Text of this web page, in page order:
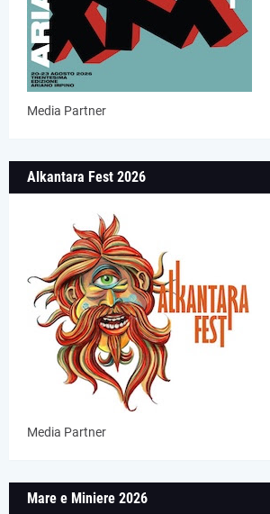
Media Partner
Alkantara Fest 2026
Media Partner
Mare e Miniere 2026